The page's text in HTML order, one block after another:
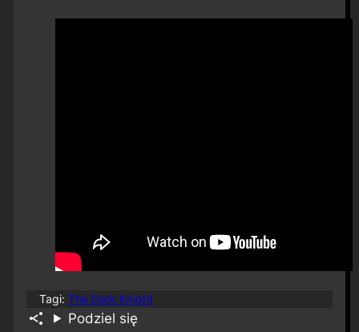
Tagi: The Dark Knight
Podziel się